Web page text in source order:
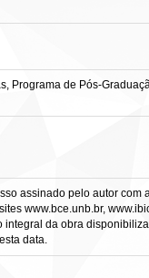
Programa de Pós-
assinado pelo autor
www.bce.unb.br,
da obra
data.